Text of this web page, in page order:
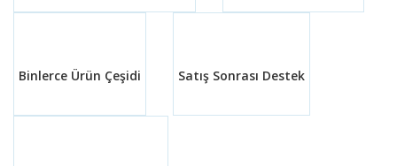
Binlerce Ürün Çeşidi Satış Sonrası Destek